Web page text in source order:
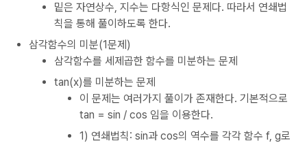
밑은 자연상수, 지수는 다항식인 문제다. 따라서 연쇄법
칙을 통해 풀이하도록 한다.
삼각함수의 미분(1문제)
삼각함수를 세제곱한 함수를 미분하는 문제
tan(x)를 미분하는 문제
이 문제는 여러가지 풀이가 존재한다. 기본적으로
tan = sin / cos 임을 이용한다.
1) 연쇄법칙: sin과 cos의 역수를 각각 함수 f, g로